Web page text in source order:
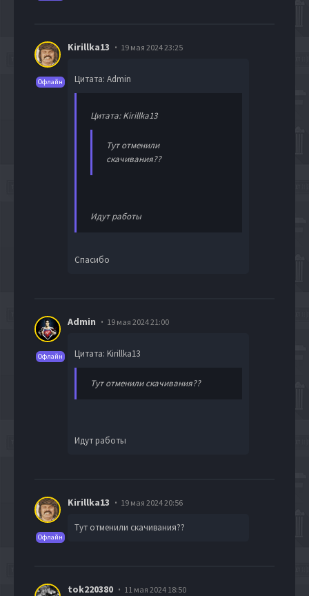
Офлайн
Kirillka13 19 мая 2024 23:25
Цитата: Admin
Цитата: Kirillka13
Тут отменили
скачивания??
Идут работы
Спасибо
Офлайн
Admin 19 мая 2024 21:00
Цитата: Kirillka13
Тут отменили скачивания??
Идут работы
Офлайн
Kirillka13 19 мая 2024 20:56
Тут отменили скачивания??
tok220380 11 мая 2024 18:50